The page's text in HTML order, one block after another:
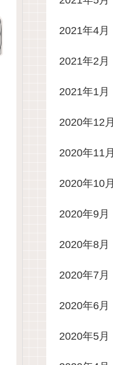
2021年4月
2021年2月
2021年1月
2020年12月
2020年11月
2020年10月
2020年9月
2020年8月
2020年7月
2020年6月
2020年5月